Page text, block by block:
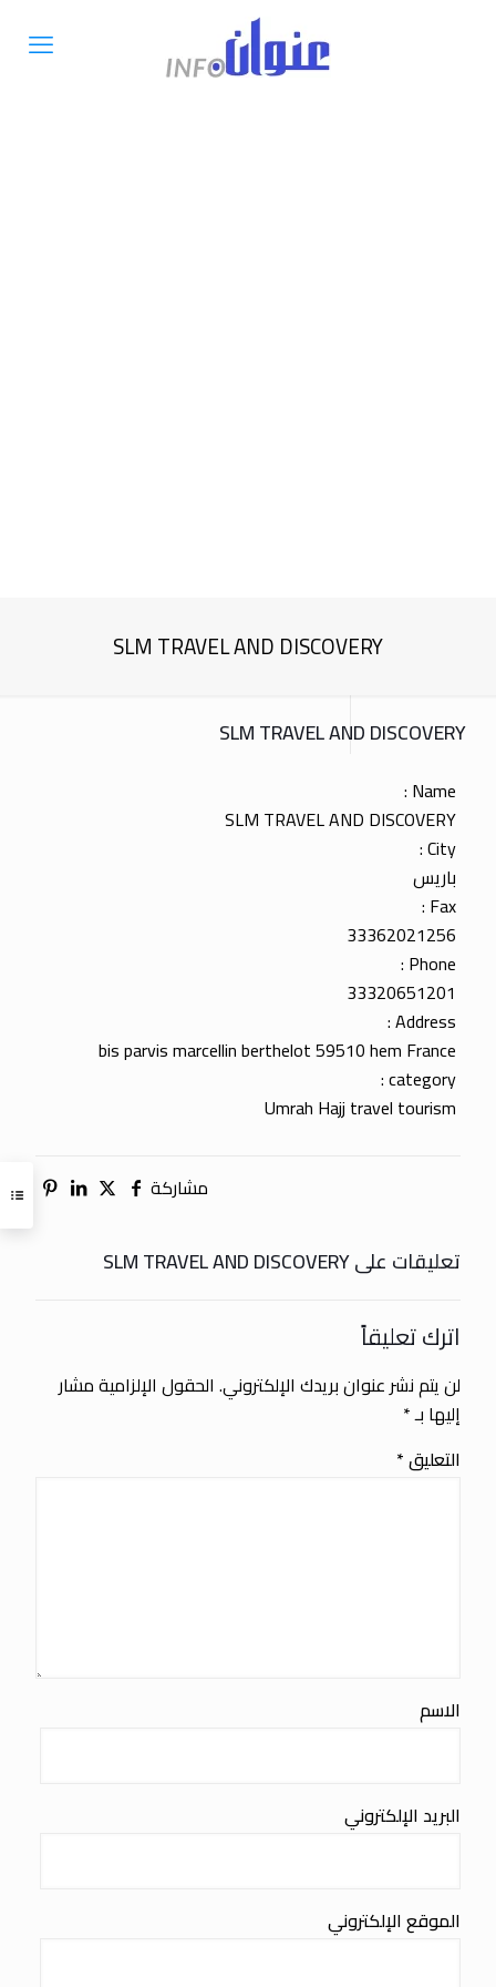
SLM TRAVEL AND DISCOVERY
SLM TRAVEL AND DISCOVERY
Name :
SLM TRAVEL AND DISCOVERY
City :
باريس
Fax :
33362021256
Phone :
33320651201
Address :
bis parvis marcellin berthelot 59510 hem France
category :
Umrah Hajj travel tourism
مشاركة
تعليقات على SLM TRAVEL AND DISCOVERY
اترك تعليقاً
لن يتم نشر عنوان بريدك الإلكتروني. الحقول الإلزامية مشار
إليها بـ*
التعليق*
الاسم
البريد الإلكتروني
الموقع الإلكتروني